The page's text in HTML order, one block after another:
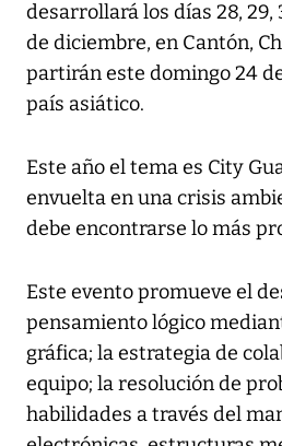
desarrollará los días 28, 29,
de diciembre, en Cantón,
partirán este domingo 24
país asiático.
Este año el tema es City
envuelta en una crisis
debe encontrarse lo más
Este evento promueve el
pensamiento lógico
gráfica; la estrategia de
equipo; la resolución de
habilidades a través del